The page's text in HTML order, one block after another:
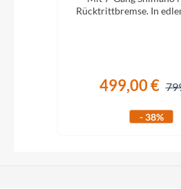
Rücktrittbremse. In
499,00 €
- 38%